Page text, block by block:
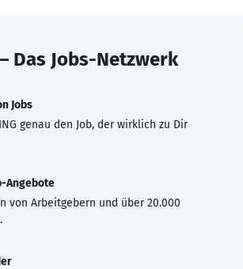
Das Jobs-Netzwerk
Jobs
genau den Job, der wirklich zu Dir
Angebote
von Arbeitgebern und über 20.000